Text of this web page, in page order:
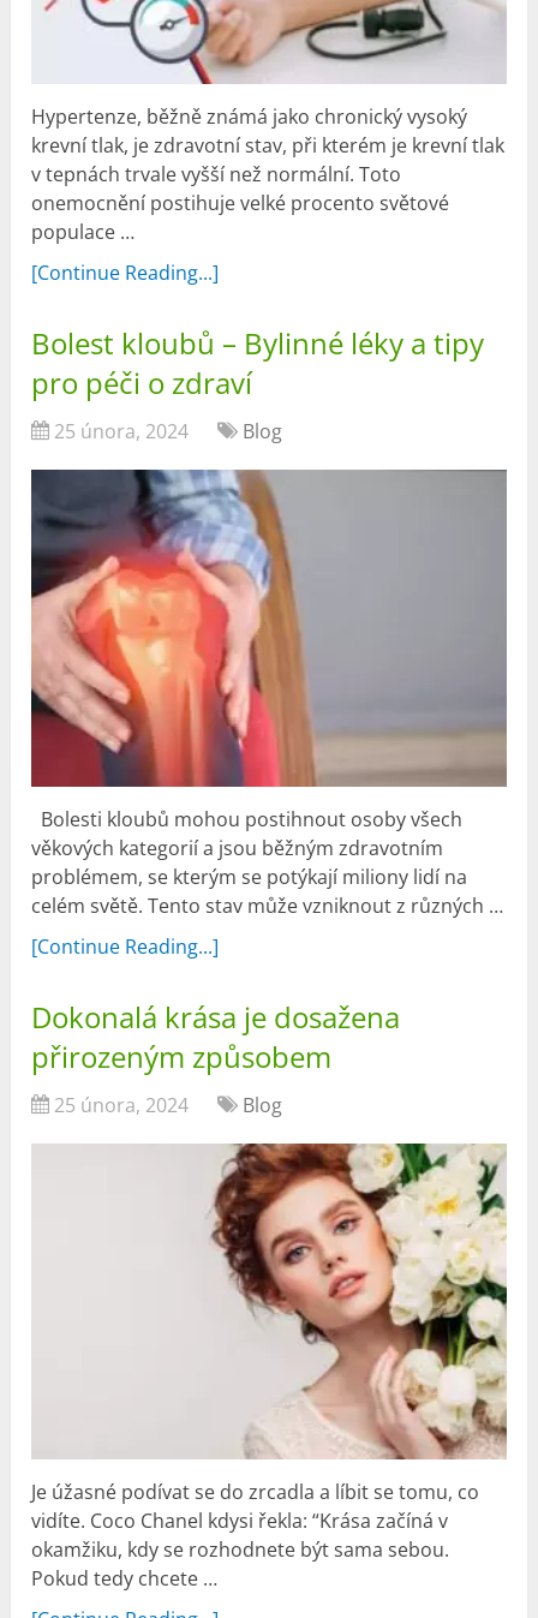
Hypertenze, běžně známá jako chronický vysoký
krevní tlak, je zdravotní stav, při kterém je krevní tlak
v tepnách trvale vyšší než normální. Toto
onemocnění postihuje velké procento světové
populace …
[Continue Reading...]
Bolest kloubů – Bylinné léky a tipy
pro péči o zdraví
25 února, 2024 Blog
Bolesti kloubů mohou postihnout osoby všech
věkových kategorií a jsou běžným zdravotním
problémem, se kterým se potýkají miliony lidí na
celém světě. Tento stav může vzniknout z různých …
[Continue Reading...]
Dokonalá krása je dosažena
přirozeným způsobem
25 února, 2024 Blog
Je úžasné podívat se do zrcadla a líbit se tomu, co
vidíte. Coco Chanel kdysi řekla: “Krása začíná v
okamžiku, kdy se rozhodnete být sama sebou.
Pokud tedy chcete …